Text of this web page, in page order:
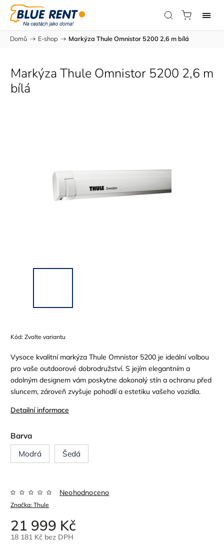
Domů / E-shop / Markýza Thule Omnistor 5200 2,6 m bílá
Markýza Thule Omnistor 5200 2,6 m
bílá
Kód: Zvolte variantu
Vysoce kvalitní markýza Thule Omnistor 5200 je ideální volbou
pro vaše outdoorové dobrodružství. S jejím elegantním a
odolným designem vám poskytne dokonalý stín a ochranu před
sluncem, zároveň zvyšuje pohodlí a estetiku vašeho vozidla.
Detailní informace
Barva
Modrá
Šedá
Značka: Thule
Neohodnoceno
21 999 Kč
18 181 Kč bez DPH